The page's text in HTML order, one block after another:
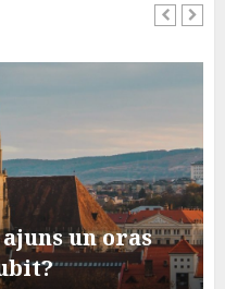
un oras